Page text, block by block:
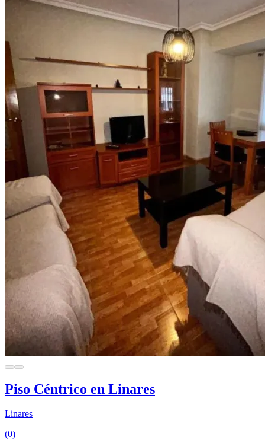
Piso Céntrico en Linares
Linares
(0)